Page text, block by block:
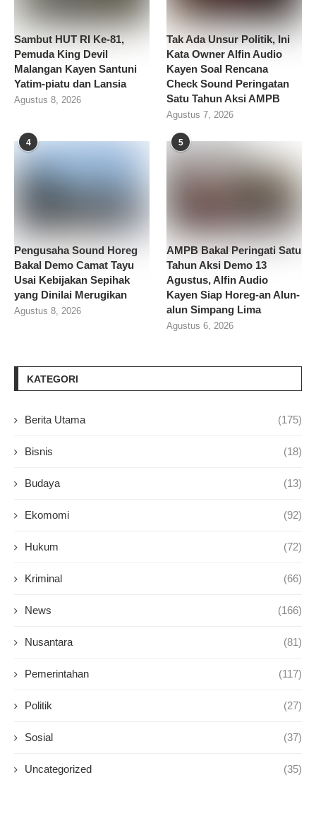
Sambut HUT RI Ke-81,
Pemuda King Devil
Malangan Kayen Santuni
Yatim-piatu dan Lansia
Agustus 8, 2026
Tak Ada Unsur Politik, Ini
Kata Owner Alfin Audio
Kayen Soal Rencana
Check Sound Peringatan
Satu Tahun Aksi AMPB
Agustus 7, 2026
4
Pengusaha Sound Horeg
Bakal Demo Camat Tayu
Usai Kebijakan Sepihak
yang Dinilai Merugikan
Agustus 8, 2026
5
AMPB Bakal Peringati Satu
Tahun Aksi Demo 13
Agustus, Alfin Audio
Kayen Siap Horeg-an Alun-
alun Simpang Lima
Agustus 6, 2026
KATEGORI
Berita Utama (175)
Bisnis (18)
Budaya (13)
Ekomomi (92)
Hukum (72)
Kriminal (66)
News (166)
Nusantara (81)
Pemerintahan (117)
Politik (27)
Sosial (37)
Uncategorized (35)